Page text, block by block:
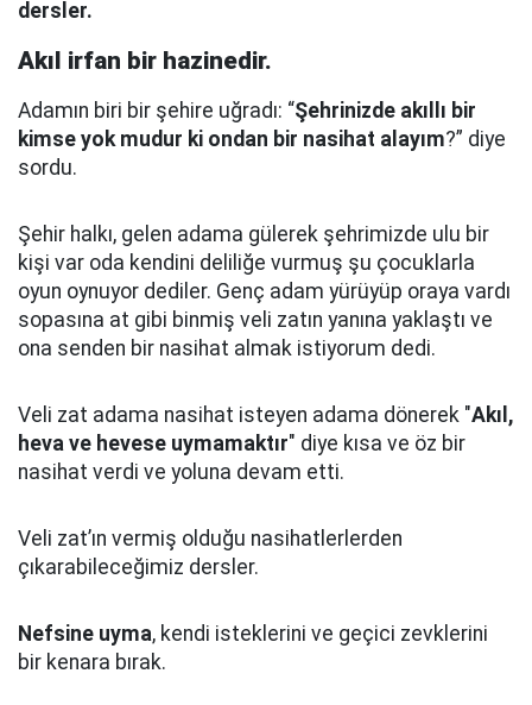
dersler.
Akıl irfan bir hazinedir.
Adamın biri bir şehire uğradı: “Şehrinizde akıllı bir
kimse yok mudur ki ondan bir nasihat alayım?” diye
sordu.
Şehir halkı, gelen adama gülerek şehrimizde ulu bir
kişi var oda kendini deliliğe vurmuş şu çocuklarla
oyun oynuyor dediler. Genç adam yürüyüp oraya vardı
sopasına at gibi binmiş veli zatın yanına yaklaştı ve
ona senden bir nasihat almak istiyorum dedi.
Veli zat adama nasihat isteyen adama dönerek "Akıl,
heva ve hevese uymamaktır" diye kısa ve öz bir
nasihat verdi ve yoluna devam etti.
Veli zat’ın vermiş olduğu nasihatlerlerden
çıkarabileceğimiz dersler.
Nefsine uyma, kendi isteklerini ve geçici zevklerini
bir kenara bırak.